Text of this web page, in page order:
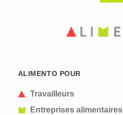
ALIMENTO POUR
Travailleurs
Entreprises alimentaires